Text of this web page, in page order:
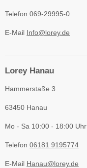
Telefon 069-29995-0
E-Mail Info@lorey.de
Lorey Hanau
Hammerstaße 3
63450 Hanau
Mo - Sa 10:00 - 18:00 Uhr
Telefon 06181 9195774
E-Mail Hanau@lorey.de